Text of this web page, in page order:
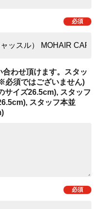
わせ頂けます。スタッ
必須ではございません)
サイズ26.5cm), スタッフ
スタッフ本並